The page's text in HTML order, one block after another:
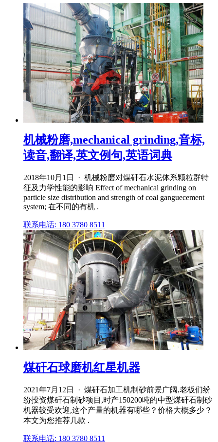
机械粉磨,mechanical grinding,音标,
读音,翻译,英文例句,英语词典
2018年10月1日 · 机械粉磨对煤矸石水泥体系颗粒群特
征及力学性能的影响 Effect of mechanical grinding on
particle size distribution and strength of coal ganguecement
system; 在不同的有机 .
联系电话: 180 3780 8511
煤矸石球磨机红星机器
2021年7月12日 · 煤矸石加工机制砂前景广阔,老板们纷
纷投资煤矸石制砂项目,时产150200吨的中型煤矸石制砂
机器较受欢迎,这个产量的机器有哪些？价格大概多少？
本文为您推荐几款 .
联系电话: 180 3780 8511